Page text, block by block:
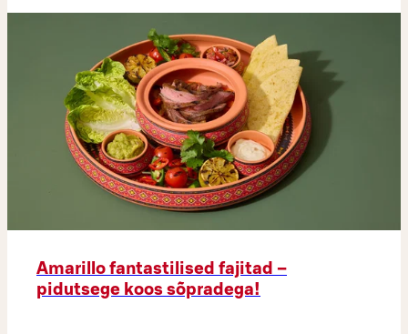
Amarillo fantastilised fajitad –
pidutsege koos sõpradega!